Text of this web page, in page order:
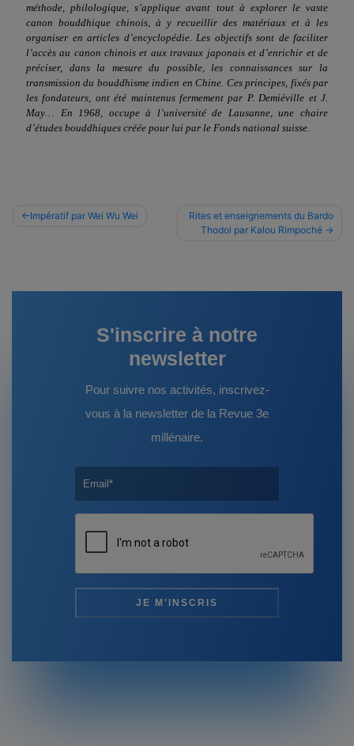
méthode, philologique, s’applique avant tout à explorer le vaste
canon bouddhique chinois, à y recueillir des matériaux et à les
organiser en articles d’encyclopédie. Les objectifs sont de faciliter
l’accès au canon chinois et aux travaux japonais et d’enrichir et de
préciser, dans la mesure du possible, les connaissances sur la
transmission du bouddhisme indien en Chine. Ces principes, fixés par
les fondateurs, ont été maintenus fermement par P. Demiéville et J.
May… En 1968, occupe à l’université de Lausanne, une chaire
d’études bouddhiques créée pour lui par le Fonds national suisse.
Navigation
Impératif par Wei Wu Wei
Rites et enseignements du Bardo
Thodol par Kalou Rimpoché
S'inscrire à notre
newsletter
Pour suivre nos activités, inscrivez-
vous à la newsletter de la Revue 3e
millénaire.